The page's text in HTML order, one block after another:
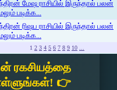
மேஷ ராசியில் இருந்தால் பலன்
படிக்க...
ரிஷப ராசியில் இருந்தால் பலன்
படிக்க...
1 2 3 4 5 6 7 8 9 10 ...
ரகசியத்தை
👉